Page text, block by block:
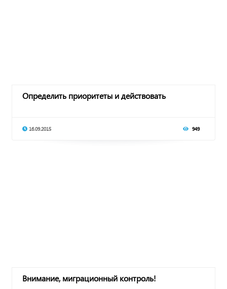
Определить приоритеты и действовать
16.09.2015 949
Внимание, миграционный контроль!